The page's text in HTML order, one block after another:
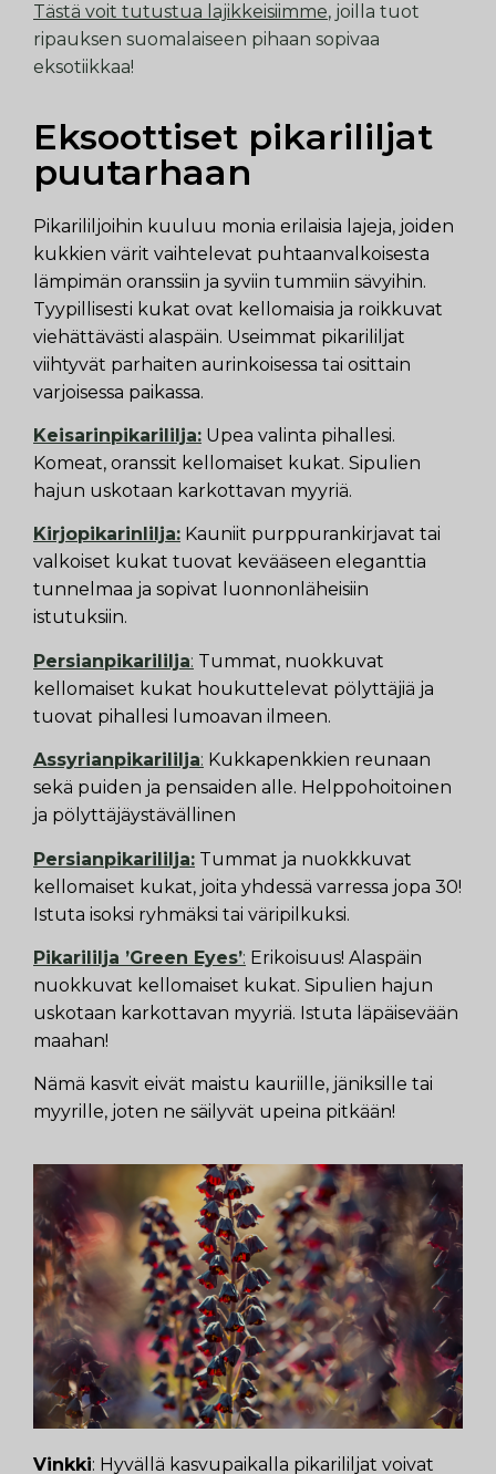
Tästä voit tutustua lajikkeisiimme, joilla tuot
ripauksen suomalaiseen pihaan sopivaa
eksotiikkaa!
Eksoottiset pikarililjat
puutarhaan
Pikarililjoihin kuuluu monia erilaisia lajeja, joiden
kukkien värit vaihtelevat puhtaanvalkoisesta
lämpimän oranssiin ja syviin tummiin sävyihin.
Tyypillisesti kukat ovat kellomaisia ja roikkuvat
viehättävästi alaspäin. Useimmat pikarililjat
viihtyvät parhaiten aurinkoisessa tai osittain
varjoisessa paikassa.
Keisarinpikarililja: Upea valinta pihallesi.
Komeat, oranssit kellomaiset kukat. Sipulien
hajun uskotaan karkottavan myyriä.
Kirjopikarinlilja: Kauniit purppurankirjavat tai
valkoiset kukat tuovat kevääseen eleganttia
tunnelmaa ja sopivat luonnonläheisiin
istutuksiin.
Persianpikarililja: Tummat, nuokkuvat
kellomaiset kukat houkuttelevat pölyttäjiä ja
tuovat pihallesi lumoavan ilmeen.
Assyrianpikarililja: Kukkapenkkien reunaan
sekä puiden ja pensaiden alle. Helppohoitoinen
ja pölyttäjäystävällinen
Persianpikarililja: Tummat ja nuokkkuvat
kellomaiset kukat, joita yhdessä varressa jopa 30!
Istuta isoksi ryhmäksi tai väripilkuksi.
Pikarililja ’Green Eyes’: Erikoisuus! Alaspäin
nuokkuvat kellomaiset kukat. Sipulien hajun
uskotaan karkottavan myyriä. Istuta läpäisevään
maahan!
Nämä kasvit eivät maistu kauriille, jäniksille tai
myyrille, joten ne säilyvät upeina pitkään!
Vinkki: Hyvällä kasvupaikalla pikarililjat voivat